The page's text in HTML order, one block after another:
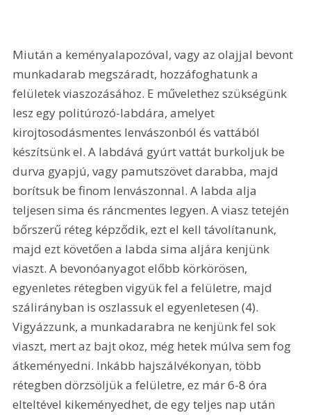
Miután a keményalapozóval, vagy az olajjal bevont
munkadarab megszáradt, hozzáfoghatunk a
felületek viaszozásához. E művelethez szükségünk
lesz egy politúrozó-labdára, amelyet
kirojtosodásmentes lenvászonból és vattából
készítsünk el. A labdává gyúrt vattát burkoljuk be
durva gyapjú, vagy pamutszövet darabba, majd
borítsuk be finom lenvászonnal. A labda alja
teljesen sima és ráncmentes legyen. A viasz tetején
bőrszerű réteg képződik, ezt el kell távolítanunk,
majd ezt követően a labda sima aljára kenjünk
viaszt. A bevonóanyagot előbb körkörösen,
egyenletes rétegben vigyük fel a felületre, majd
szálirányban is oszlassuk el egyenletesen (4).
Vigyázzunk, a munkadarabra ne kenjünk fel sok
viaszt, mert az bajt okoz, még hetek múlva sem fog
átkeményedni. Inkább hajszálvékonyan, több
rétegben dörzsöljük a felületre, ez már 6-8 óra
elteltével kikeményedhet, de egy teljes nap után